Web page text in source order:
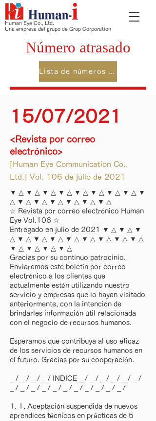
Human Eye Co., Ltd.
Una empresa del grupo de Grop Corporation
Número atrasado
Lista de números de atrás
15/07/2021
<Revista por correo
electrónico>
[Human Eye Communication Co.,
Ltd.] Vol. 106 de julio de 2021
▼ △ ▼ △ ▼ △ ▼ △ ▼ △ ▼ △ ▼ △ ▼ △ ▼
△ ▼ △ ▼ △ ▼ △ ▼ △ ▼ △ ▼ △
☆ Revista por correo electrónico Human
Eye Vol.106 ☆
Entregado en julio de 2021 ▼ △ ▼ △ ▼
△ ▼ △ ▼ △ ▼ △ ▼ △ ▼ △ ▼ △ ▼ △ ▼ △
▼ △ ▼ △ ▼ △ ▼ △
Gracias por su continuo patrocinio.
Enviaremos este boletín por correo
electrónico a los clientes que
actualmente estén utilizando nuestro
servicio y empresas que lo hayan visitado
anteriormente, con la intención de
brindarles información útil relacionada
con el negocio de recursos humanos.
Esperamos que contribuya al uso eficaz
de los servicios de recursos humanos en
el futuro. Gracias por su cooperación.
_ / _ / _ / _ / INDICE _ / _ / _ / _ / _ / _ /
_ / _ / _ / _ / _ / _ / _ / _ / _ / _ / _ /
1. 1. Aceptación suspendida de nuevos
aprendices técnicos en prácticas de 5